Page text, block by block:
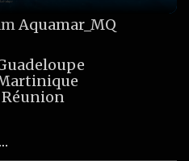
Aquamar_MQ
Réunion